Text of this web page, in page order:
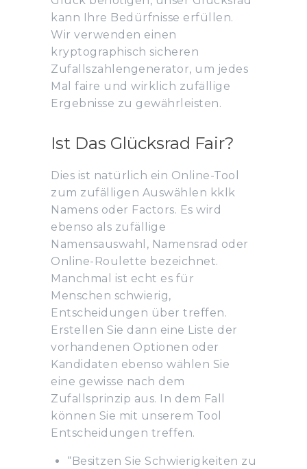
kann Ihre Bedürfnisse erfüllen.
Wir verwenden einen
kryptographisch sicheren
Zufallszahlengenerator, um jedes
Mal faire und wirklich zufällige
Ergebnisse zu gewährleisten.
Ist Das Glücksrad Fair?
Dies ist natürlich ein Online-Tool
zum zufälligen Auswählen kklk
Namens oder Factors. Es wird
ebenso als zufällige
Namensauswahl, Namensrad oder
Online-Roulette bezeichnet.
Manchmal ist echt es für
Menschen schwierig,
Entscheidungen über treffen.
Erstellen Sie dann eine Liste der
vorhandenen Optionen oder
Kandidaten ebenso wählen Sie
eine gewisse nach dem
Zufallsprinzip aus. In dem Fall
können Sie mit unserem Tool
Entscheidungen treffen.
“Besitzen Sie Schwierigkeiten zu